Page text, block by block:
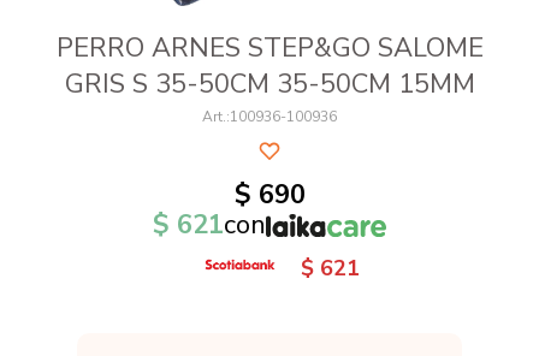
PERRO ARNES STEP&GO SALOME
GRIS S 35-50CM 35-50CM 15MM
100936-100936
$ 690
$ 621con
$ 621